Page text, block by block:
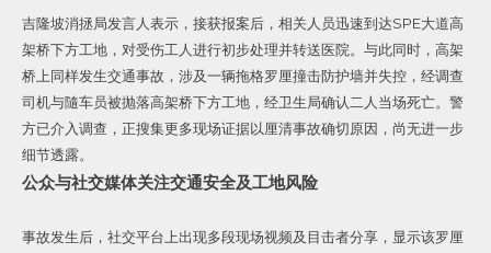
吉隆坡消拯局发言人表示，接获报案后，相关人员迅速到达SPE大道高
架桥下方工地，对受伤工人进行初步处理并转送医院。与此同时，高架
桥上同样发生交通事故，涉及一辆拖格罗厘撞击防护墙并失控，经调查
司机与隨车员被抛落高架桥下方工地，经卫生局确认二人当场死亡。警
方已介入调查，正搜集更多现场证据以厘清事故确切原因，尚无进一步
细节透露。
公众与社交媒体关注交通安全及工地风险
事故发生后，社交平台上出现多段现场视频及目击者分享，显示该罗厘